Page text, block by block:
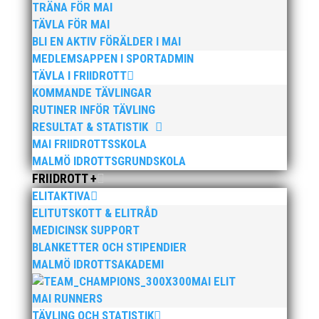
TRÄNA FÖR MAI
TÄVLA FÖR MAI
BLI EN AKTIV FÖRÄLDER I MAI
MEDLEMSAPPEN I SPORTADMIN
TÄVLA I FRIIDROTT
KOMMANDE TÄVLINGAR
RUTINER INFÖR TÄVLING
RESULTAT & STATISTIK
MAI FRIIDROTTSSKOLA
MALMÖ IDROTTSGRUNDSKOLA
FRIIDROTT +
ELITAKTIVA
ELITUTSKOTT & ELITRÅD
MEDICINSK SUPPORT
BLANKETTER OCH STIPENDIER
MALMÖ IDROTTSAKADEMI
MAI ELIT
MAI RUNNERS
TÄVLING OCH STATISTIK
Publicerat tidigare
Nu kan du se när första och sista
träningstillfälle för Hösten 2024. Klicka här!